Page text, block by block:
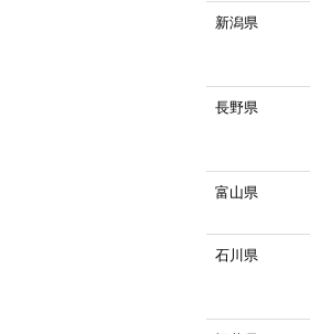
新潟県
長野県
富山県
石川県